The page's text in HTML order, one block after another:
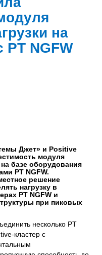
на
NGFW
Джет» и Positive
модуля
базе оборудования
PT NGFW.
решение
нагрузку в
PT NGFW и
при пиковых
несколько PT
кластер с